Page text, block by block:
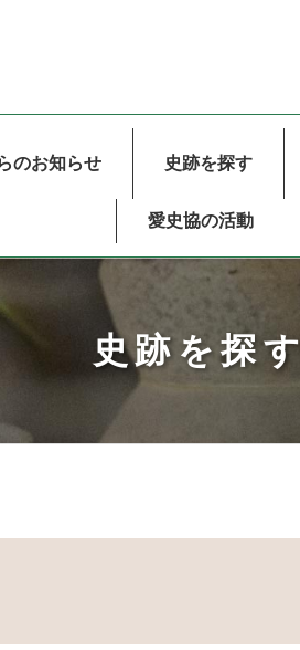
ゲーション
のお知らせ 史跡を探す
愛史協の活動
史跡を探す